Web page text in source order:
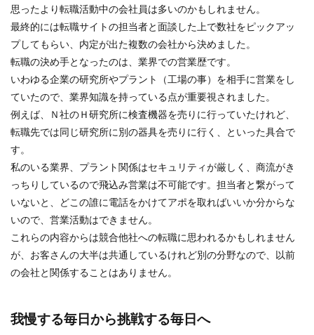
思ったより転職活動中の会社員は多いのかもしれません。
最終的には転職サイトの担当者と面談した上で数社をピックアッ
プしてもらい、内定が出た複数の会社から決めました。
転職の決め手となったのは、業界での営業歴です。
いわゆる企業の研究所やプラント（工場の事）を相手に営業をし
ていたので、業界知識を持っている点が重要視されました。
例えば、Ｎ社のＨ研究所に検査機器を売りに行っていたけれど、
転職先では同じ研究所に別の器具を売りに行く、といった具合で
す。
私のいる業界、プラント関係はセキュリティが厳しく、商流がき
っちりしているので飛込み営業は不可能です。担当者と繋がって
いないと、どこの誰に電話をかけてアポを取ればいいか分からな
いので、営業活動はできません。
これらの内容からは競合他社への転職に思われるかもしれません
が、お客さんの大半は共通しているけれど別の分野なので、以前
の会社と関係することはありません。
我慢する毎日から挑戦する毎日へ